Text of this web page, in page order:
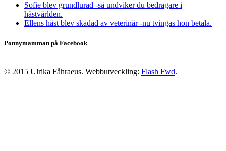
Sofie blev grundlurad -så undviker du bedragare i
hästvärlden.
Ellens häst blev skadad av veterinär -nu tvingas hon betala.
Ponnymamman på Facebook
© 2015 Ulrika Fåhraeus. Webbutveckling: Flash Fwd.